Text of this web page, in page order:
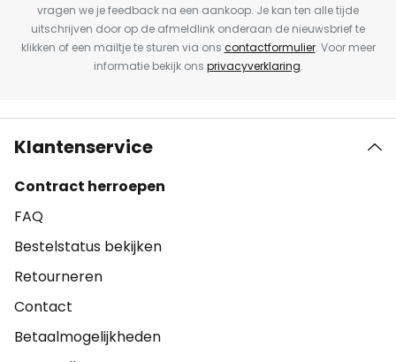
vragen we je feedback na een aankoop. Je kan ten alle tijde
uitschrijven door op de afmeldlink onderaan de nieuwsbrief te
klikken of een mailtje te sturen via ons contactformulier. Voor meer
informatie bekijk ons privacyverklaring.
Klantenservice
Contract herroepen
FAQ
Bestelstatus bekijken
Retourneren
Contact
Betaalmogelijkheden